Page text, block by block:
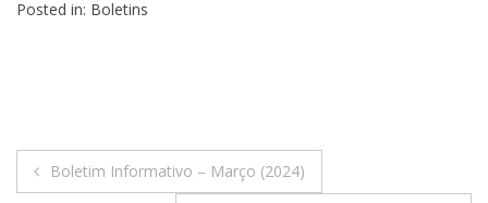
Posted in: Boletins
Navegação
Boletim Informativo – Março (2024)